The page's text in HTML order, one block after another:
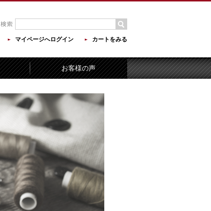
マイページへログイン カートをみる
お客様の声